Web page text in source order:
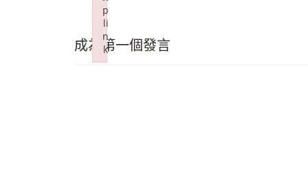
成為第一個發言
p
li
n
k
Failed to initialize plugin: wplink